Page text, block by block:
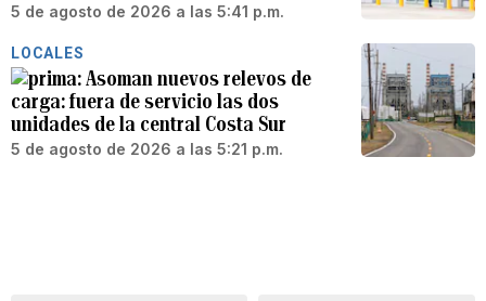
5 de agosto de 2026 a las 5:41 p.m.
LOCALES
Asoman nuevos relevos de
carga: fuera de servicio las dos
unidades de la central Costa Sur
5 de agosto de 2026 a las 5:21 p.m.